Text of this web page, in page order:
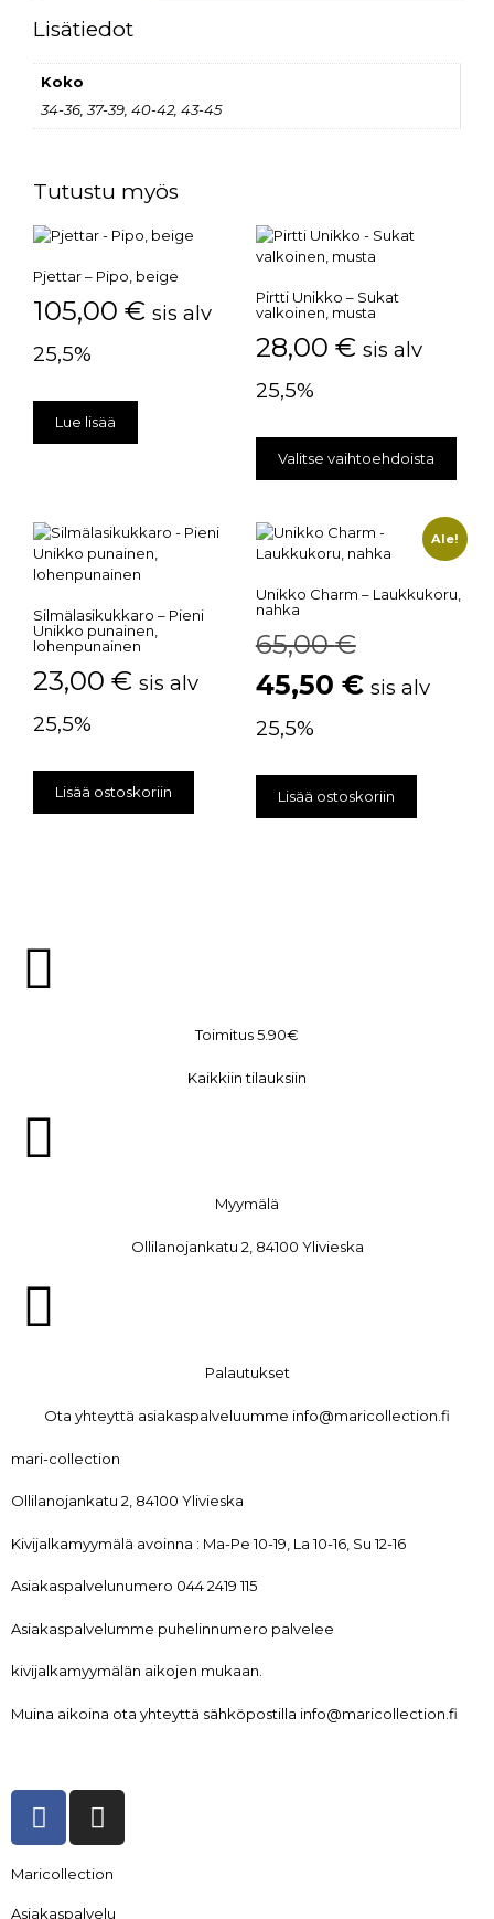
Lisätiedot
Koko
34-36, 37-39, 40-42, 43-45
Tutustu myös
Pjettar – Pipo, beige
105,00 € sis alv
25,5%
Lue lisää
Pirtti Unikko – Sukat
valkoinen, musta
28,00 € sis alv
25,5%
Valitse vaihtoehdoista
Silmälasikukkaro – Pieni
Unikko punainen,
lohenpunainen
23,00 € sis alv
25,5%
Lisää ostoskoriin
Ale!
Unikko Charm – Laukkukoru,
nahka
65,00€
45,50 € sis alv
25,5%
Lisää ostoskoriin
Toimitus 5.90€
Kaikkiin tilauksiin
Myymälä
Ollilanojankatu 2, 84100 Ylivieska
Palautukset
Ota yhteyttä asiakaspalveluumme info@maricollection.fi
mari-collection
Ollilanojankatu 2, 84100 Ylivieska
Kivijalkamyymälä avoinna : Ma-Pe 10-19, La 10-16, Su 12-16
Asiakaspalvelunumero 044 2419 115
Asiakaspalvelumme puhelinnumero palvelee
kivijalkamyymälän aikojen mukaan.
Muina aikoina ota yhteyttä sähköpostilla info@maricollection.fi
Maricollection
Asiakaspalvelu